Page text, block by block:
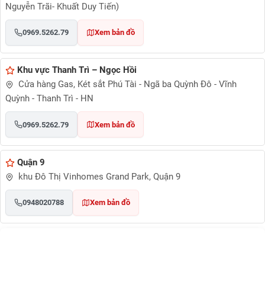
Nguyễn Trãi- Khuất Duy Tiến)
0969.5262.79 Xem bản đồ
Khu vực Thanh Trì – Ngọc Hồi
Cửa hàng Gas, Két sắt Phú Tài - Ngã ba Quỳnh Đô - Vĩnh
Quỳnh - Thanh Trì - HN
0969.5262.79 Xem bản đồ
Quận 9
khu Đô Thị Vinhomes Grand Park, Quận 9
0948020788 Xem bản đồ